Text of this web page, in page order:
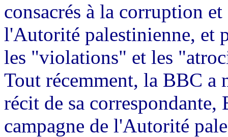
consacrés à la corruption
l'Autorité palestinienne, et
les "violations" et les
Tout récemment, la BBC a
récit de sa correspondante,
campagne de l'Autorité